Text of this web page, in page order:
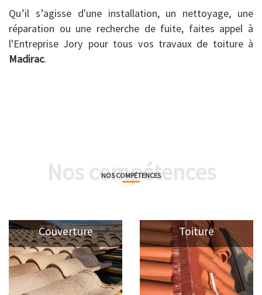
Qu’il s’agisse d'une installation, un nettoyage, une
réparation ou une recherche de fuite, faites appel à
l'Entreprise Jory pour tous vos travaux de toiture à
Madirac.
Nos compétences
NOS COMPÉTENCES
Couverture Toiture